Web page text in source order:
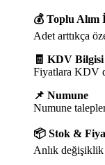
💰 Toplu
Adet arttıkça
🧾 KDV Bilgisi
Fiyatlara KDV
📌 Numune
Numune
📦 Stok &
Anlık